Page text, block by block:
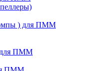
) для ПММ
для ПММ